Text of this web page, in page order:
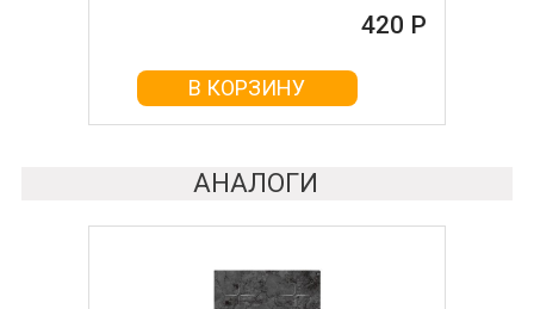
420 Р
В КОРЗИНУ
В КОРЗИНУ
АНАЛОГИ